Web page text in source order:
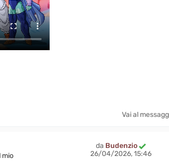
Vai al
da Budenzio
26/04/2026, 15:46